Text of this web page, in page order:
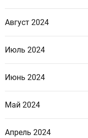
Август 2024
Июль 2024
Июнь 2024
Май 2024
Апрель 2024